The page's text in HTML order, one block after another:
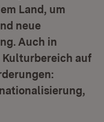
Land, um
neue
Auch in
auf